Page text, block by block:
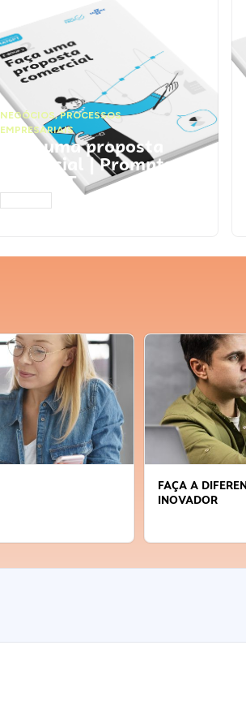
NEGÓCIOS,PROCESSOS
EMPRESARIAIS
Faça uma proposta
comercial | Prompts
ChatGPT
FAÇA A
INOVADOR